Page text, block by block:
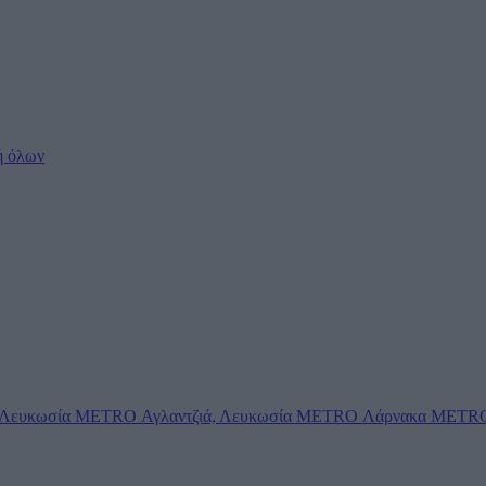
όλων
METRO Αγλαντζιά, Λευκωσία METRO Λάρνακα